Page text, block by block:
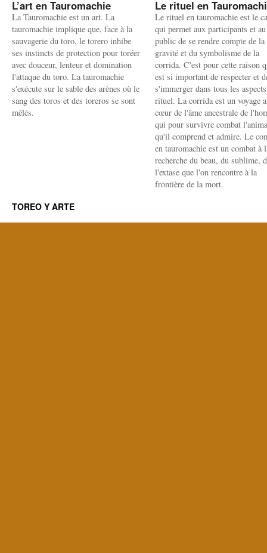
L’art en Tauromachie
La Tauromachie est un art. La
tauromachie implique que, face à la
sauvagerie du toro, le torero inhibe
ses instincts de protection pour toréer
avec douceur, lenteur et domination
l'attaque du toro. La tauromachie
s'exécute sur le sable des arènes où le
sang des toros et des toreros se sont
mêlés.
Le rituel en
Le rituel en tauromachie est le
qui permet aux participants et au
public de se rendre compte de la
gravité et du symbolisme de la
corrida. C'est pour cette raison
est si important de respecter et
s'immerger dans tous les
rituel. La corrida est un voyage
cœur de l'âme ancestrale de
qui pour survivre combat
qu'il comprend et admire. Le
en tauromachie est un combat à
recherche du beau, du sublime,
l'extase que l'on rencontre à la
frontière de la mort.
TOREO Y ARTE